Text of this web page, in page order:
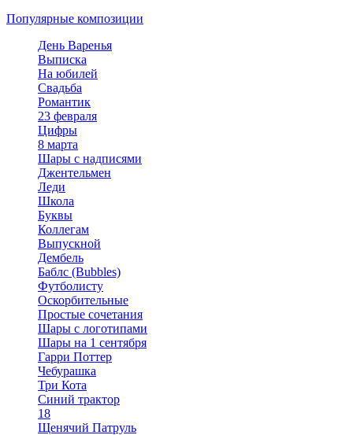
Популярные композиции
День Варенья
Выписка
На юбилей
Свадьба
Романтик
23 февраля
Цифры
8 марта
Шары с надписями
Джентельмен
Леди
Школа
Буквы
Коллегам
Выпускной
Дембель
Баблс (Bubbles)
Футболисту
Оскорбительные
Простые сочетания
Шары с логотипами
Шары на 1 сентября
Гарри Поттер
Чебурашка
Три Кота
Синий трактор
18
Щенячий Патруль